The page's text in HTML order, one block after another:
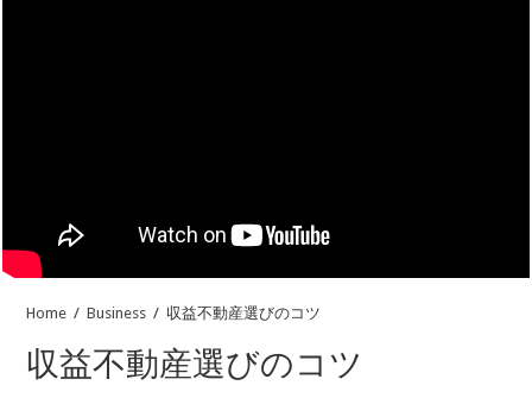
Home / Business / 収益不動産選びのコツ
収益不動産選びのコツ